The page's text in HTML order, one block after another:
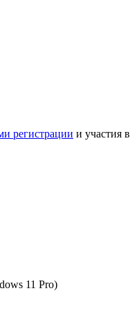
регистрации и участия в
11 Pro)